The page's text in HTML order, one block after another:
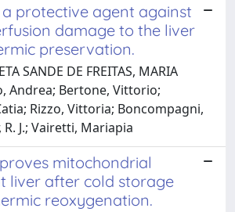
protective agent against
damage to the liver
preservation.
SANDE DE FREITAS, MARIA
Andrea; Bertone, Vittorio;
Rizzo, Vittoria; Boncompagni,
J.; Vairetti, Mariapia
mitochondrial
liver after cold storage
reoxygenation.